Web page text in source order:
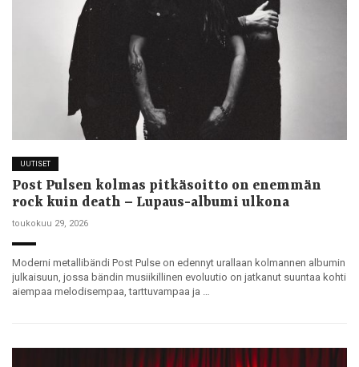
UUTISET
Post Pulsen kolmas pitkäsoitto on enemmän
rock kuin death – Lupaus-albumi ulkona
toukokuu 29, 2026
Moderni metallibändi Post Pulse on edennyt urallaan kolmannen albumin
julkaisuun, jossa bändin musiikillinen evoluutio on jatkanut suuntaa kohti
aiempaa melodisempaa, tarttuvampaa ja …